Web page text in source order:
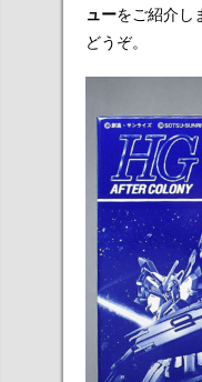
ューをご紹介し
どうぞ。